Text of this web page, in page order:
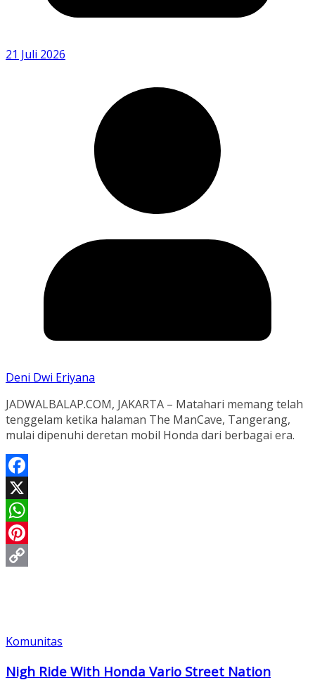
21 Juli 2026
Deni Dwi Eriyana
JADWALBALAP.COM, JAKARTA – Matahari memang telah
tenggelam ketika halaman The ManCave, Tangerang,
mulai dipenuhi deretan mobil Honda dari berbagai era.
Facebook
X
WhatsApp
Pinterest
Komunitas
Nigh Ride With Honda Vario Street Nation